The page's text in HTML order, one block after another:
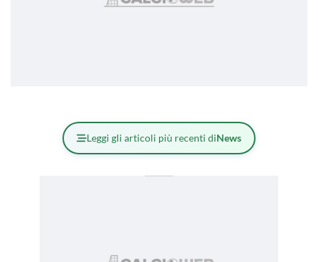
Leggi gli articoli più recenti diNews